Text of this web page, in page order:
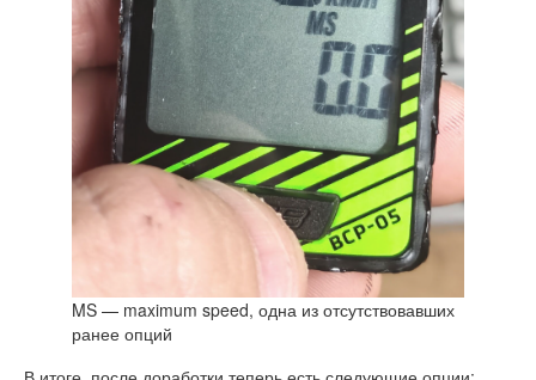
MS — maximum speed, одна из отсутствовавших
ранее опций